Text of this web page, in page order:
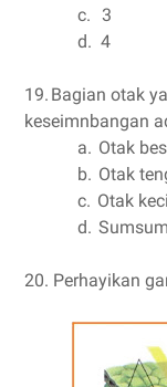
c. 3
d. 4
19. Bagian otak
keseimnbangan
a. Otak
b. Otak
c. Otak
d.
20. Perhayikan